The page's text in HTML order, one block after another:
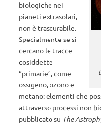
biologiche nei
pianeti extrasolari,
non è trascurabile.
Specialmente se si
cercano le tracce
cosiddette
“primarie”, come
ossigeno, ozono e
metano: elementi che
attraverso processi non
pubblicato su The